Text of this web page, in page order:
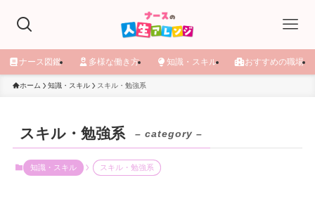
ナース図鑑 多様な働き方 知識・スキル おすすめの職場
ホーム 知識・スキル スキル・勉強系
スキル・勉強系 – category –
知識・スキル スキル・勉強系